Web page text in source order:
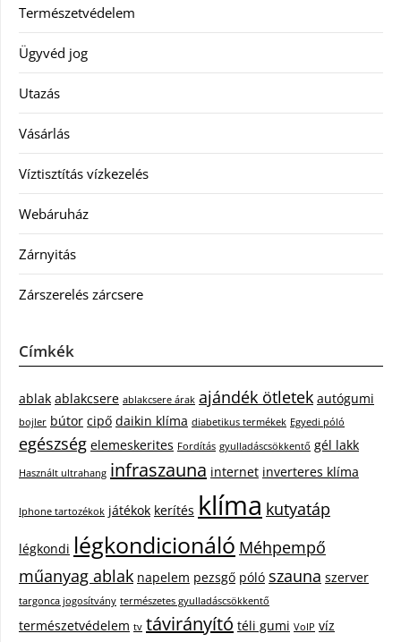
Természetvédelem
Ügyvéd jog
Utazás
Vásárlás
Víztisztítás vízkezelés
Webáruház
Zárnyitás
Zárszerelés zárcsere
Címkék
ablak ablakcsere ablakcsere árak ajándék ötletek autógumi
bojler bútor cipő daikin klíma diabetikus termékek Egyedi póló
egészség elemeskerites Fordítás gyulladáscsökkentő gél lakk
Használt ultrahang infraszauna internet inverteres klíma
Iphone tartozékok játékok kerítés klíma kutyatáp
légkondi légkondicionáló Méhpempő
műanyag ablak napelem pezsgő póló szauna szerver
targonca jogosítvány természetes gyulladáscsökkentő
természetvédelem tv távirányító téli gumi VoIP víz